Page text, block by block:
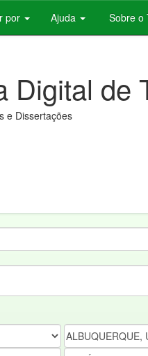
por Ajuda Sobre o
Digital de
e Dissertações